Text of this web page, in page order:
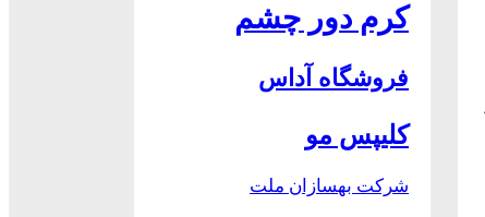
کرم دور چشم
فروشگاه آداس
کلیپس مو
شرکت بهسازان ملت